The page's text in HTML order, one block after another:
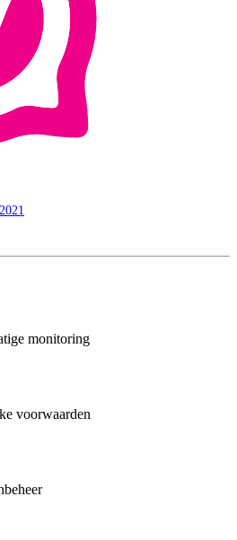
monitoring
voorwaarden